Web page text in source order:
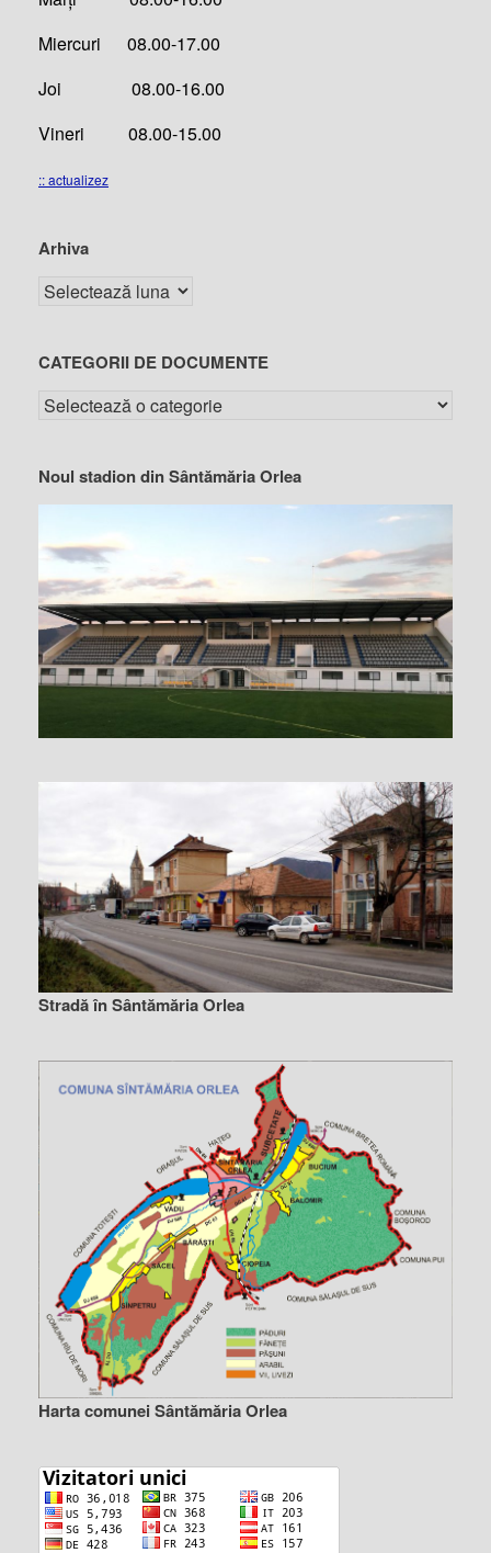
Miercuri 08.00-17.00
Joi 08.00-16.00
Vineri 08.00-15.00
:: actualizez
Arhiva
CATEGORII DE DOCUMENTE
Noul stadion din Sântămăria Orlea
Stradă în Sântămăria Orlea
Harta comunei Sântămăria Orlea